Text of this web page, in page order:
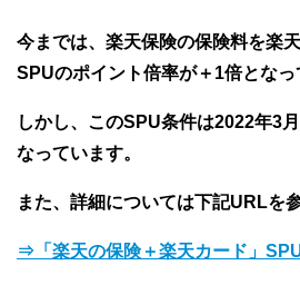
今までは、楽天保険の保険料を楽
SPUのポイント倍率が＋1倍となっ
しかし、このSPU条件は2022年3
なっています。
また、詳細については下記URLを
⇒「楽天の保険＋楽天カード」